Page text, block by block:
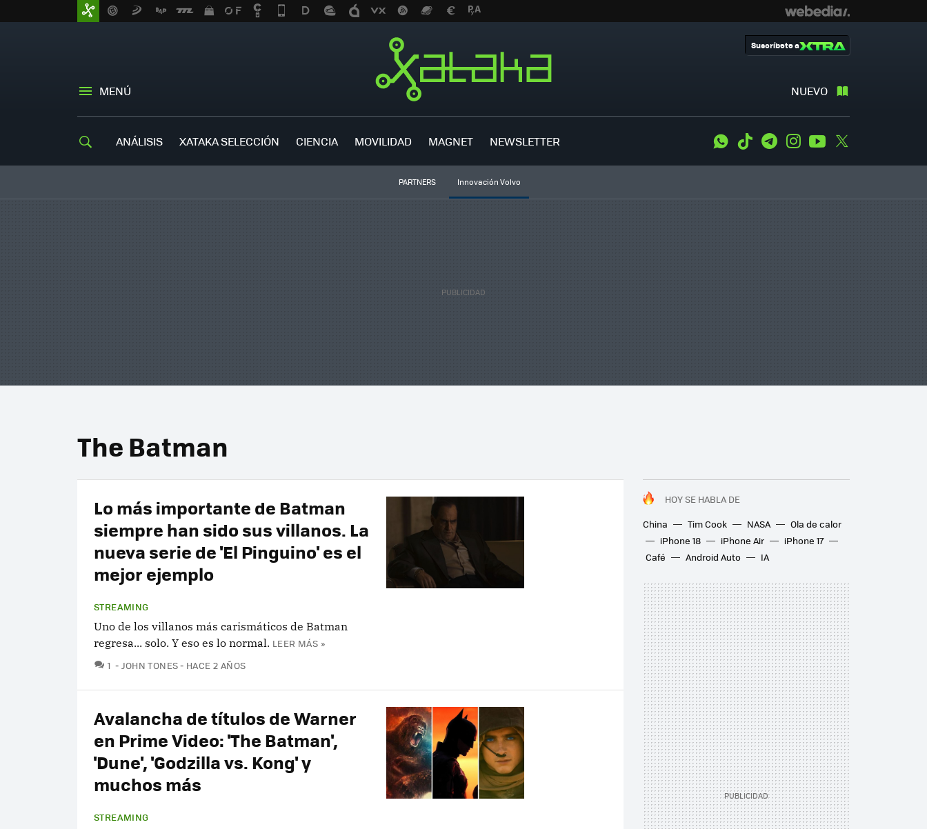
MENÚ NUEVO
Suscríbete a
ANÁLISIS XATAKA SELECCIÓN CIENCIA MOVILIDAD MAGNET NEWSLETTER WhatsApp
Tiktok TelegramInstagramYoutube
PARTNERS Innovación Volvo
The Batman
HOY SE HABLA DE
China
Tim Cook NASA
Ola de calor
iPhone 18
iPhone Air
iPhone 17
Café
Android Auto IA
Lo más importante de Batman
siempre han sido sus villanos. La
nueva serie de 'El Pinguino' es el
mejor ejemplo
STREAMING
Uno de los villanos más carismáticos de Batman
regresa... solo. Y eso es lo normal. LEER MÁS »
1 COMENTARIOS
JOHN TONES HACE 2 AÑOS
Avalancha de títulos de Warner
en Prime Video: 'The Batman',
'Dune', 'Godzilla vs. Kong' y
muchos más
STREAMING